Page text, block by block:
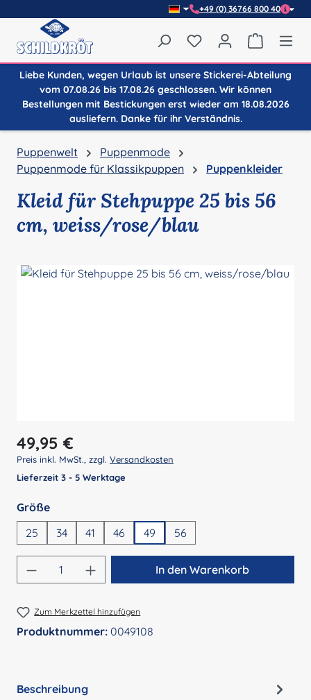
+49 (0) 36766 800 40
Du hast 0 Produkte
Liebe Kunden, wegen Urlaub ist unsere Stickerei-Abteilung
vom 07.08.26 bis 17.08.26 geschlossen. Wir können
Bestellungen mit Bestickungen erst wieder am 18.08.2026
ausliefern. Danke für ihr Verständnis.
Puppenwelt
Puppenmode
Puppenmode für Klassikpuppen
Puppenkleider
Kleid für Stehpuppe 25 bis 56
cm, weiss/rose/blau
Regulärer Preis:
49,95 €
Preis inkl. MwSt., zzgl. Versandkosten
Lieferzeit 3 - 5 Werktage
Größeauswählen
25
34 41 46 49 56
Produkt Anzahl: Gib den gewünschten
In den Warenkorb
Zum Merkzettel hinzufügen
Produktnummer: 0049108
Beschreibung